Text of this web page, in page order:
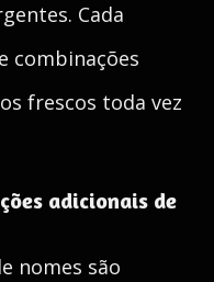
Cada
combinações
frescos toda vez
adicionais de
nomes são